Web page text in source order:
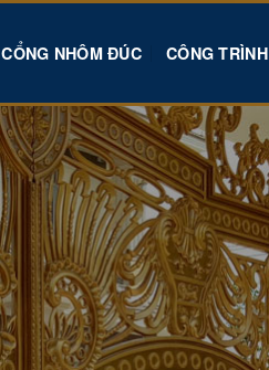
CỔNG NHÔM ĐÚC CÔNG TRÌNH